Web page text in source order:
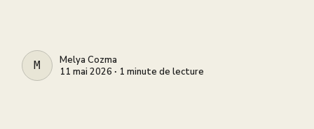
MELYA COZMA
Melya Cozma
11 mai 2026 ∙ 1 minute de lecture